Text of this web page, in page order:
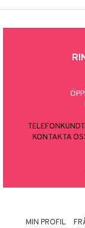
KONTAKTA
MIN PROFIL